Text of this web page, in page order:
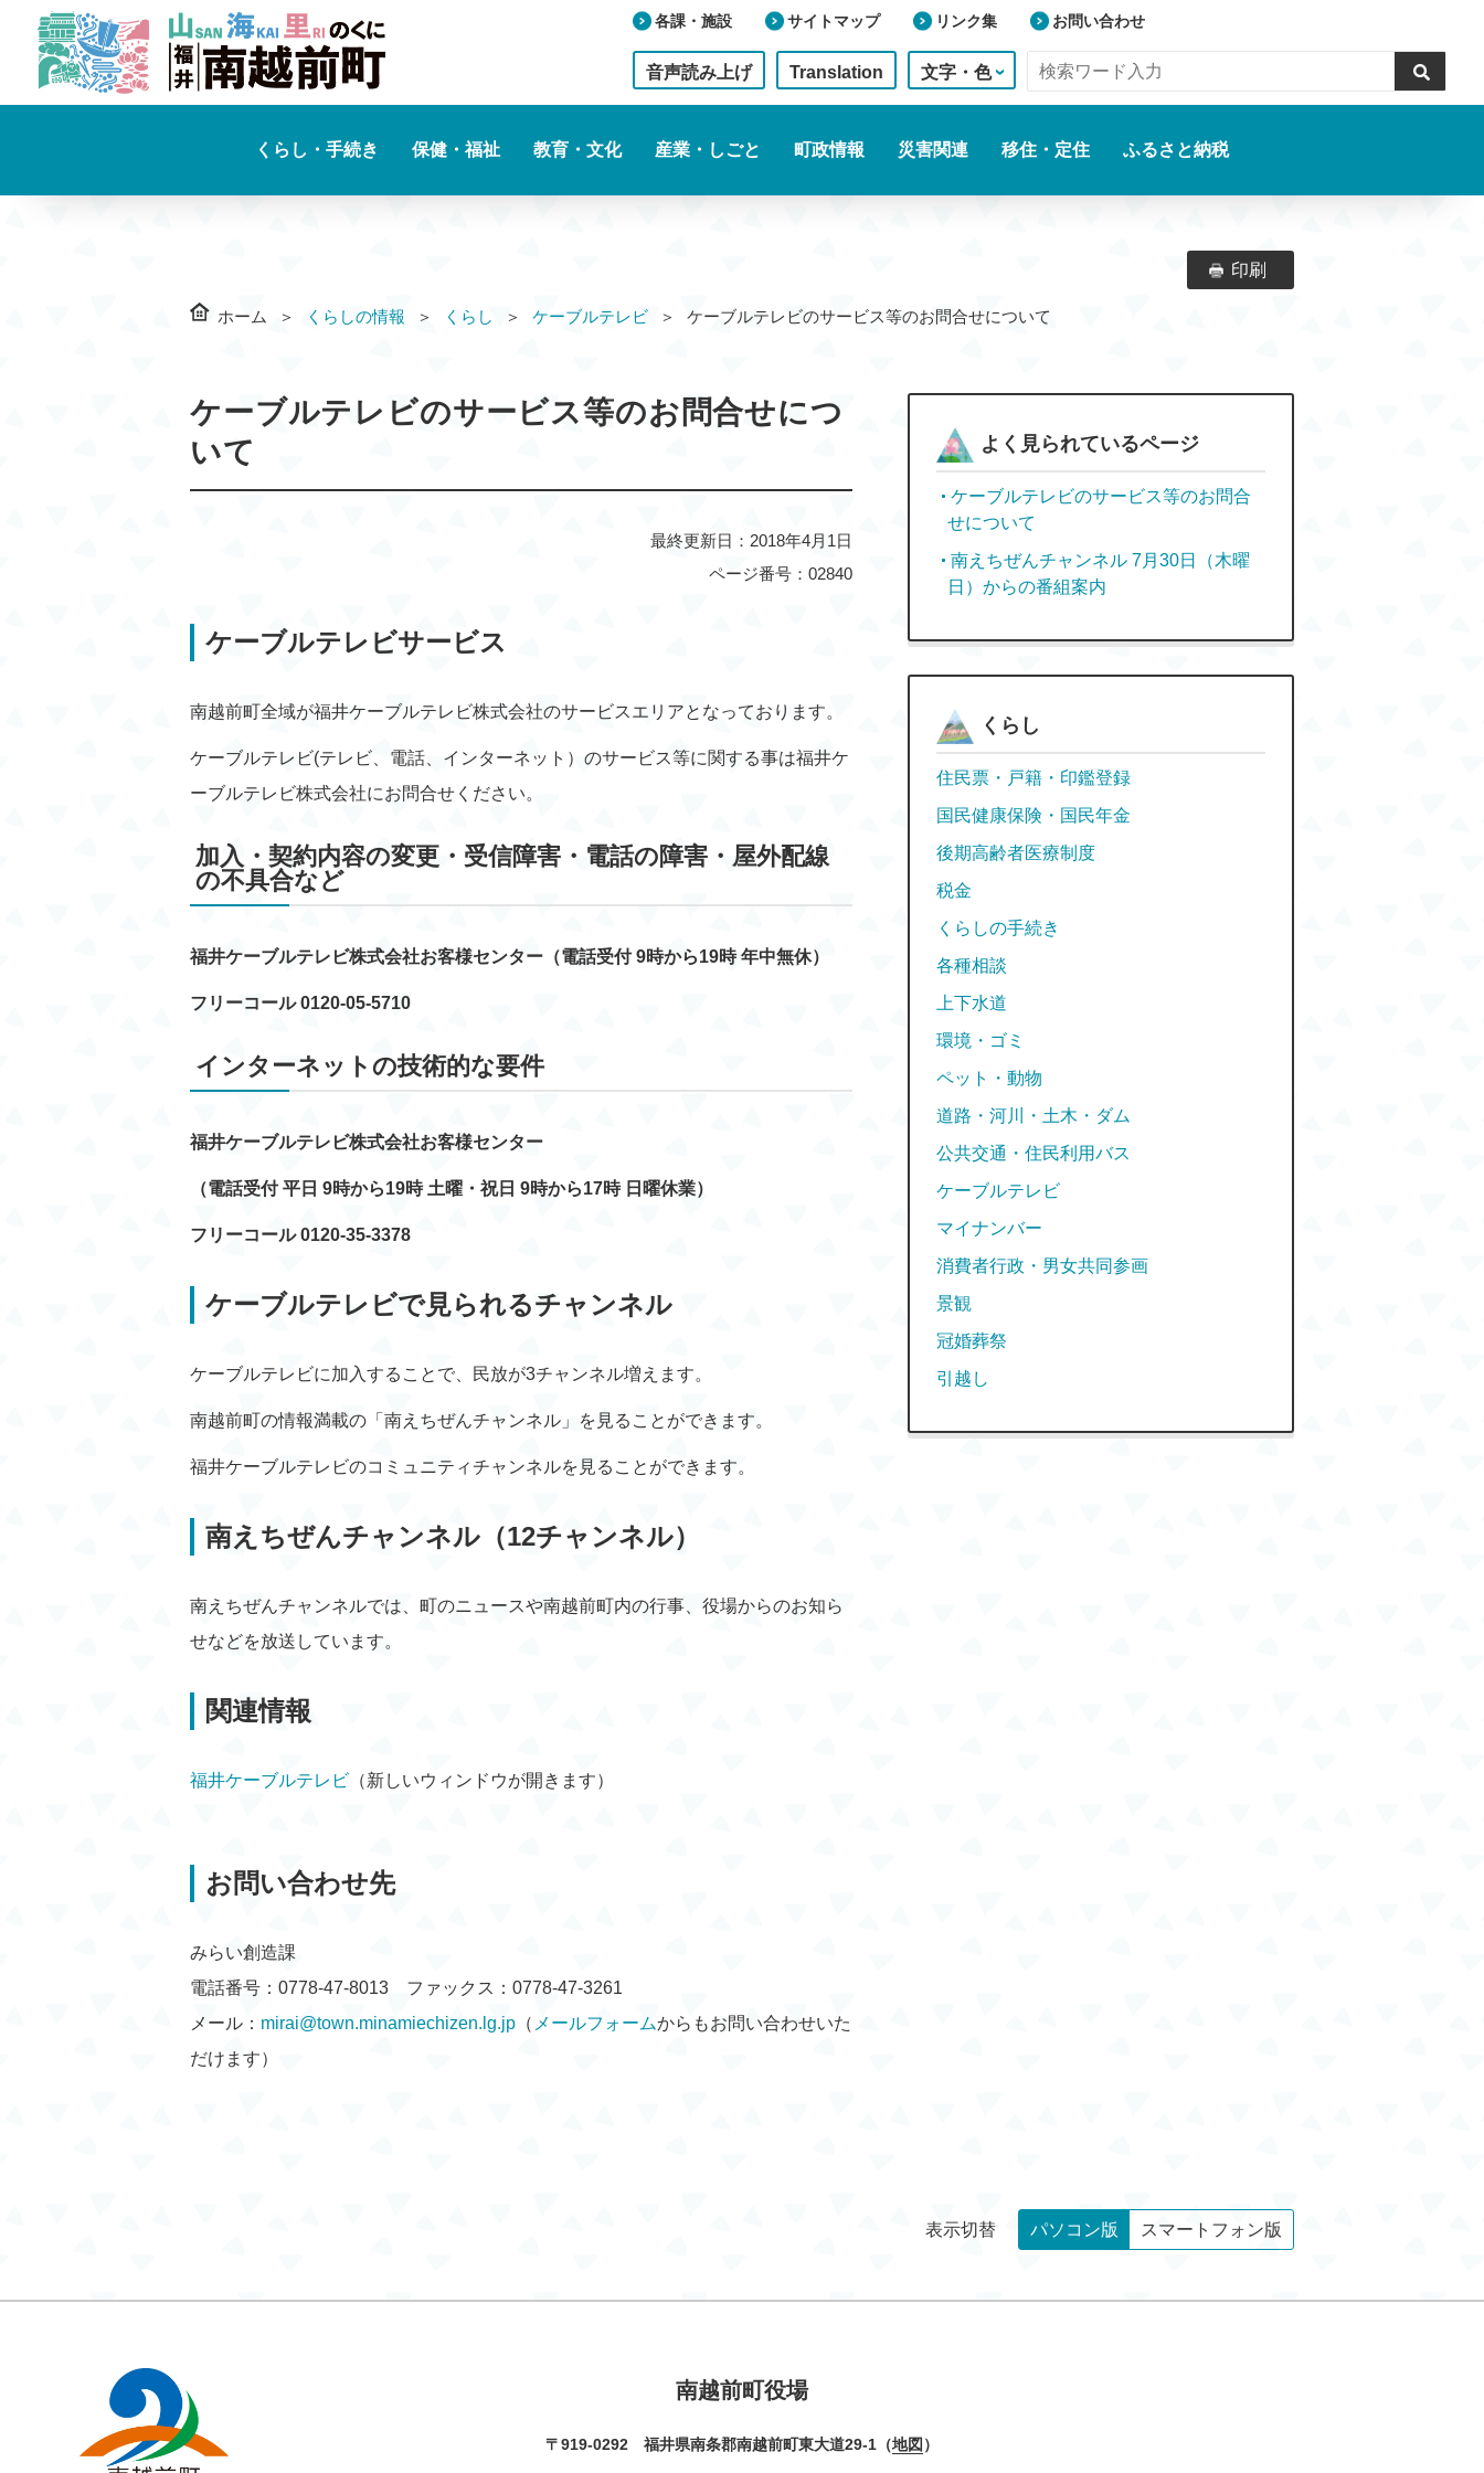
各課・施設 サイトマップ リンク集 お問い合わせ
音声読み上げ Translation 文字・色
くらし・手続き 保健・福祉 教育・文化 産業・しごと 町政情報 災害関連 移住・定住 ふるさと納税
ホーム くらしの情報 くらし ケーブルテレビ ケーブルテレビのサービス等のお問合せについて
印刷
ケーブルテレビのサービス等のお問合せにつ
いて
最終更新日：2018年4月1日
ページ番号：02840
ケーブルテレビサービス
南越前町全域が福井ケーブルテレビ株式会社のサービスエリアとなっております。
ケーブルテレビ(テレビ、電話、インターネット）のサービス等に関する事は福井ケ
ーブルテレビ株式会社にお問合せください。
加入・契約内容の変更・受信障害・電話の障害・屋外配線
の不具合など
福井ケーブルテレビ株式会社お客様センター（電話受付 9時から19時 年中無休）
フリーコール 0120-05-5710
インターネットの技術的な要件
福井ケーブルテレビ株式会社お客様センター
（電話受付 平日 9時から19時 土曜・祝日 9時から17時 日曜休業）
フリーコール 0120-35-3378
ケーブルテレビで見られるチャンネル
ケーブルテレビに加入することで、民放が3チャンネル増えます。
南越前町の情報満載の「南えちぜんチャンネル」を見ることができます。
福井ケーブルテレビのコミュニティチャンネルを見ることができます。
南えちぜんチャンネル（12チャンネル）
南えちぜんチャンネルでは、町のニュースや南越前町内の行事、役場からのお知ら
せなどを放送しています。
関連情報
福井ケーブルテレビ （新しいウィンドウが開きます）
お問い合わせ先
みらい創造課
電話番号：0778-47-8013 ファックス：0778-47-3261
メール： mirai@town.minamiechizen.lg.jp （ メールフォームからもお問い合わせいた
だけます）
よく見られているページ
ケーブルテレビのサービス等のお問合
せについて
南えちぜんチャンネル 7月30日（木曜
日）からの番組案内
くらし
住民票・戸籍・印鑑登録
国民健康保険・国民年金
後期高齢者医療制度
税金
くらしの手続き
各種相談
上下水道
環境・ゴミ
ペット・動物
道路・河川・土木・ダム
公共交通・住民利用バス
ケーブルテレビ
マイナンバー
消費者行政・男女共同参画
景観
冠婚葬祭
引越し
表示切替 パソコン版 スマートフォン版
南越前町役場
〒919-0292 福井県南条郡南越前町東大道29-1（地図 ）